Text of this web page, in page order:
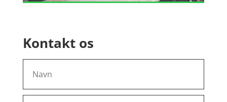
Kontakt os